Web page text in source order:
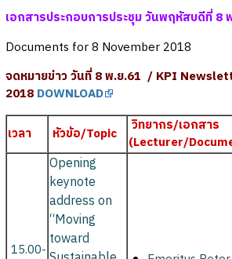
เอกสารประกอบการประชุม วันพฤหัสบดีที่ 8
Documents for 8 November 2018
จดหมายข่าว วันที่ 8 พ.ย.61 / KPI
2018 DOWNLOAD
เวลา หัวข้อ/Topic
วิทยากร/เอกสาร
(Lecturer/
15.00-
Opening
keynote
address on
“Moving
toward